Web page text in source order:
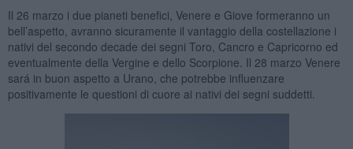
Il 26 marzo i due pianeti benefici, Venere e Giove formeranno un
bell’aspetto, avranno sicuramente il vantaggio della costellazione i
nativi del secondo decade dei segni Toro, Cancro e Capricorno ed
eventualmente della Vergine e dello Scorpione. Il 28 marzo Venere
sará in buon aspetto a Urano, che potrebbe influenzare
positivamente le questioni di cuore ai nativi dei segni suddetti.